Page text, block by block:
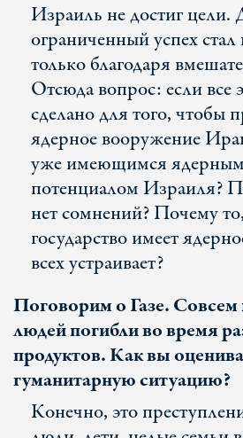
Израиль не достиг цели.
ограниченный успех
только благодаря
Отсюда вопрос: если все
сделано для того, чтобы
ядерное вооружение
уже имеющимся ядерным
потенциалом Израиля?
нет сомнений? Почему
государство имеет
всех устраивает?
Поговорим о Газе. Совсем
людей погибли во время
продуктов. Как вы
гуманитарную ситуацию?
Конечно, это